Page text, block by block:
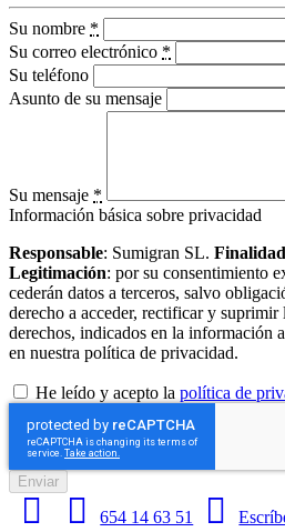
Su nombre *
Su correo electrónico *
Su teléfono
Asunto de su mensaje
Su mensaje *
Información básica sobre privacidad
Responsable: Sumigran SL. Finalidad
Legitimación: por su consentimiento
cederán datos a terceros, salvo
derecho a acceder, rectificar y suprimir
derechos, indicados en la información
en nuestra política de privacidad.
He leído y acepto la política de
Enviar
654 14 63 51